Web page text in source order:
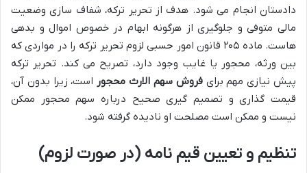
دادستان انجام می شود. هدف از تحریر ترکه، شفاف سازی وضعیت
مالی متوفی و جلوگیری از هرگونه ابهام در خصوص اموال و بدهی
هاست. ماده ۲۰۵ قانون امور حسبی لزوم تحریر ترکه را در مواردی که
بین ورثه، محجور یا غایب وجود دارد، تصریح می کند. تحریر ترکه
پیش نیازی مهم برایفروش سهم الارث محجور است، زیرا بدون آن،
قیمت گذاری و تصمیم گیری صحیح درباره سهم محجور ممکن
نیست و ممکن است مصلحت او نادیده گرفته شود.
تنظیم و تعیین قیم نامه (در صورت لزوم)